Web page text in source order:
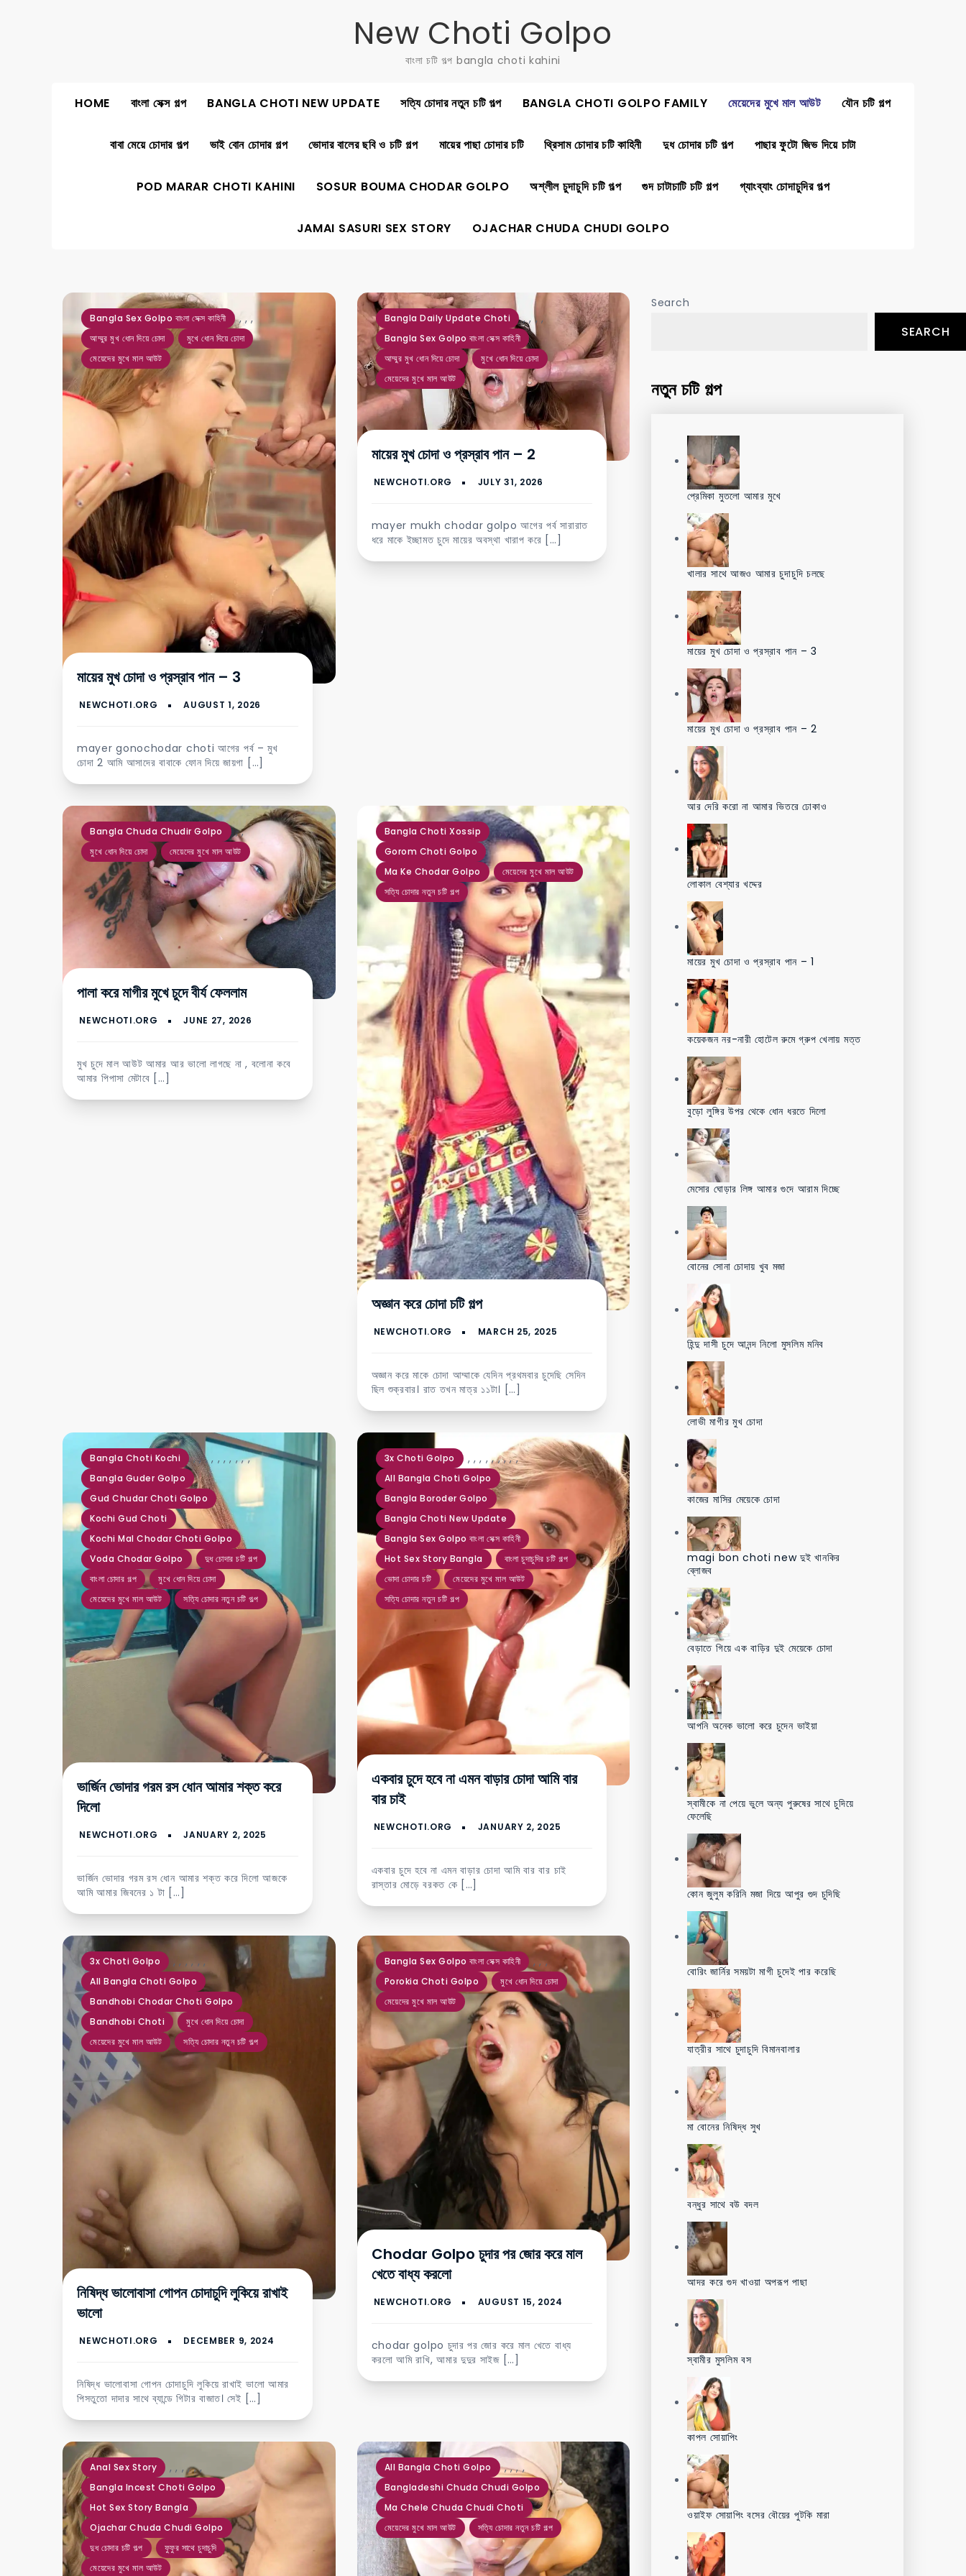
New Choti Golpo
বাংলা চটি গল্প bangla choti kahini
HOME বাংলা সেক্স গল্প BANGLA CHOTI NEW UPDATE সত্যি চোদার নতুন চটি গল্প BANGLA CHOTI GOLPO FAMILY মেয়েদের মুখে মাল আউট যৌন চটি গল্প
বাবা মেয়ে চোদার গল্প ভাই বোন চোদার গল্প ভোদার বালের ছবি ও চটি গল্প মায়ের পাছা চোদার চটি থ্রিসাম চোদার চটি কাহিনী দুধ চোদার চটি গল্প পাছার ফুটো জিভ দিয়ে চাটা
POD MARAR CHOTI KAHINI SOSUR BOUMA CHODAR GOLPO অশ্লীল চুদাচুদি চটি গল্প গুদ চাটাচাটি চটি গল্প গ্যাংব্যাং চোদাচুদির গল্প
JAMAI SASURI SEX STORY OJACHAR CHUDA CHUDI GOLPO
Bangla Sex Golpo বাংলা সেক্স কাহিনী ,
আম্মুর মুখ ধোন দিয়ে চোদা
,
মুখে ধোন দিয়ে চোদা
,
মেয়েদের মুখে মাল আউট
মায়ের মুখ চোদা ও প্রস্রাব পান – 3
mayer gonochodar choti আগের পর্ব – মুখ
চোদা 2 আমি আসাদের বাবাকে ফোন দিয়ে জায়গা […]
Bangla Daily Update Choti ,
Bangla Sex Golpo বাংলা সেক্স কাহিনী
,
আম্মুর মুখ ধোন দিয়ে চোদা
,
মুখে ধোন দিয়ে চোদা
,
মেয়েদের মুখে মাল আউট
মায়ের মুখ চোদা ও প্রস্রাব পান – 2
mayer mukh chodar golpo আগের পর্ব সারারাত
ধরে মাকে ইচ্ছামত চুদে মায়ের অবস্থা খারাপ করে […]
Bangla Chuda Chudir Golpo ,
মুখে ধোন দিয়ে চোদা
,
মেয়েদের মুখে মাল আউট
পালা করে মাগীর মুখে চুদে বীর্য ফেললাম
মুখ চুদে মাল আউট আমার আর ভালো লাগছে না , বলোনা কবে
আমার পিপাসা মেটাবে […]
Bangla Choti Xossip ,
Gorom Choti Golpo
,
Ma Ke Chodar Golpo
,
মেয়েদের মুখে মাল আউট
,
সত্যি চোদার নতুন চটি গল্প
অজ্ঞান করে চোদা চটি গল্প
অজ্ঞান করে মাকে চোদা আম্মাকে যেদিন প্রথমবার চুদেছি সেদিন
ছিল শুক্রবার। রাত তখন মাত্র ১১টা। […]
Bangla Choti Kochi ,
Bangla Guder Golpo
,
Gud Chudar Choti Golpo
,
Kochi Gud Choti
,
Kochi Mal Chodar Choti Golpo
,
Voda Chodar Golpo
,
দুধ চোদার চটি গল্প
,
বাংলা চোদার গল্প
,
মুখে ধোন দিয়ে চোদা
,
মেয়েদের মুখে মাল আউট
,
সত্যি চোদার নতুন চটি গল্প
ভার্জিন ভোদার গরম রস ধোন আমার শক্ত করে
দিলো
ভার্জিন ভোদার গরম রস ধোন আমার শক্ত করে দিলো আজকে
আমি আমার জিবনের ১ টা […]
3x Choti Golpo ,
All Bangla Choti Golpo
,
Bangla Boroder Golpo
,
Bangla Choti New Update
,
Bangla Sex Golpo বাংলা সেক্স কাহিনী
,
Hot Sex Story Bangla
,
বাংলা চুদাচুদির চটি গল্প
,
ভোদা চোদার চটি
,
মেয়েদের মুখে মাল আউট
,
সত্যি চোদার নতুন চটি গল্প
একবার চুদে হবে না এমন বাড়ার চোদা আমি বার
বার চাই
একবার চুদে হবে না এমন বাড়ার চোদা আমি বার বার চাই
রাস্তার মোড়ে বরকত কে […]
3x Choti Golpo ,
All Bangla Choti Golpo
,
Bandhobi Chodar Choti Golpo
,
Bandhobi Choti
,
মুখে ধোন দিয়ে চোদা
,
মেয়েদের মুখে মাল আউট
,
সত্যি চোদার নতুন চটি গল্প
নিষিদ্ধ ভালোবাসা গোপন চোদাচুদি লুকিয়ে রাখাই
ভালো
নিষিদ্ধ ভালোবাসা গোপন চোদাচুদি লুকিয়ে রাখাই ভালো আমার
পিসতুতো দাদার সাথে ব্যান্ডে গিটার বাজাত। সেই […]
Bangla Sex Golpo বাংলা সেক্স কাহিনী ,
Porokia Choti Golpo
,
মুখে ধোন দিয়ে চোদা
,
মেয়েদের মুখে মাল আউট
Chodar Golpo চুদার পর জোর করে মাল
খেতে বাধ্য করলো
chodar golpo চুদার পর জোর করে মাল খেতে বাধ্য
করলো আমি রাখি, আমার দুদুর সাইজ […]
Anal Sex Story ,
Bangla Incest Choti Golpo
,
Hot Sex Story Bangla
,
Ojachar Chuda Chudi Golpo
,
দুধ চোদার চটি গল্প
,
ফুফুর সাথে চুদাচুদি
,
মেয়েদের মুখে মাল আউট
All Bangla Choti Golpo ,
Bangladeshi Chuda Chudi Golpo
,
Ma Chele Chuda Chudi Choti
,
মেয়েদের মুখে মাল আউট
,
সত্যি চোদার নতুন চটি গল্প
Search
SEARCH
নতুন চটি গল্প
প্রেমিকা মুতলো আমার মুখে
খালার সাথে আজও আমার চুদাচুদি চলছে
মায়ের মুখ চোদা ও প্রস্রাব পান – 3
মায়ের মুখ চোদা ও প্রস্রাব পান – 2
আর দেরি করো না আমার ভিতরে ঢোকাও
লোকাল বেশ্যার খদ্দের
মায়ের মুখ চোদা ও প্রস্রাব পান – 1
কয়েকজন নর-নারী হোটেল রুমে গ্রুপ খেলায় মত্ত
বুড়ো লুঙ্গির উপর থেকে ধোন ধরতে দিলো
মেসোর ঘোড়ার লিঙ্গ আমার গুদে আরাম দিচ্ছে
বোনের সোনা চোদায় খুব মজা
হিন্দু দাসী চুদে আনন্দ নিলো মুসলিম মনিব
লোভী মাগীর মুখ চোদা
কাজের মাসির মেয়েকে চোদা
magi bon choti new দুই খানকির
ব্লোজব
বেড়াতে গিয়ে এক বাড়ির দুই মেয়েকে চোদা
আপনি অনেক ভালো করে চুদেন ভাইয়া
স্বামীকে না পেয়ে ভুলে অন্য পুরুষের সাথে চুদিয়ে
ফেলেছি
কোন জুলুম করিনি মজা দিয়ে আপুর গুদ চুদিছি
বোরিং জার্নির সময়টা মাগী চুদেই পার করেছি
যাত্রীর সাথে চুদাচুদি বিমানবালার
মা বোনের নিষিদ্ধ সুখ
বন্ধুর সাথে বউ বদল
আদর করে গুদ খাওয়া অপরূপ পাছা
স্বামীর মুসলিম বস
কাপল সোয়াপিং
ওয়াইফ সোয়াপিং বসের বৌয়ের পুটকি মারা